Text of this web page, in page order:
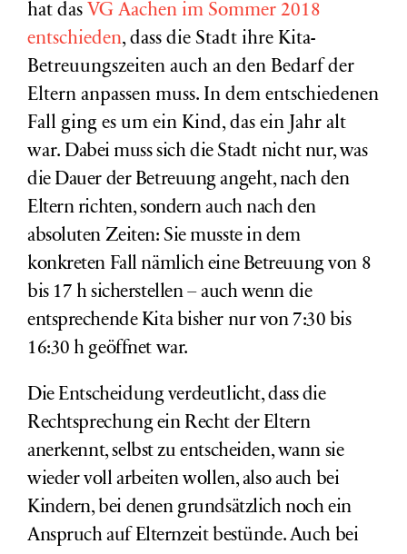
hat das VG Aachen im Sommer 2018
entschieden, dass die Stadt ihre Kita-
Betreuungszeiten auch an den Bedarf der
Eltern anpassen muss. In dem entschiedenen
Fall ging es um ein Kind, das ein Jahr alt
war. Dabei muss sich die Stadt nicht nur, was
die Dauer der Betreuung angeht, nach den
Eltern richten, sondern auch nach den
absoluten Zeiten: Sie musste in dem
konkreten Fall nämlich eine Betreuung von 8
bis 17 h sicherstellen – auch wenn die
entsprechende Kita bisher nur von 7:30 bis
16:30 h geöffnet war.
Die Entscheidung verdeutlicht, dass die
Rechtsprechung ein Recht der Eltern
anerkennt, selbst zu entscheiden, wann sie
wieder voll arbeiten wollen, also auch bei
Kindern, bei denen grundsätzlich noch ein
Anspruch auf Elternzeit bestünde. Auch bei